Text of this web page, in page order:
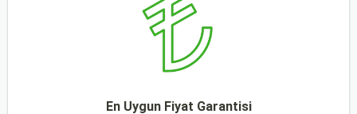
En Uygun Fiyat Garantisi